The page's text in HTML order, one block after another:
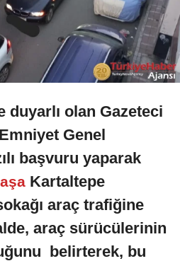
duyarlı olan Gazeteci
Genel
başvuru yaparak
Kartaltepe
araç trafiğine
araç sürücülerinin
belirterek, bu